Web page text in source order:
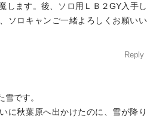
します。後、ソロ用ＬＢ２GY入手し
ソロキャンご一緒よろしくお願いい
Reply
雪です。
に秋葉原へ出かけたのに、雪が降り